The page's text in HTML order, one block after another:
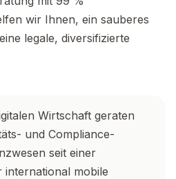
wir Ihnen, ein sauberes
legale, diversifizierte
Wirtschaft geraten
und Compliance-
seit einer
international mobile